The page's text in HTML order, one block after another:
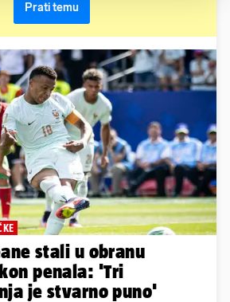
Prati temu
stali u obranu
penala: 'Tri
je stvarno puno'